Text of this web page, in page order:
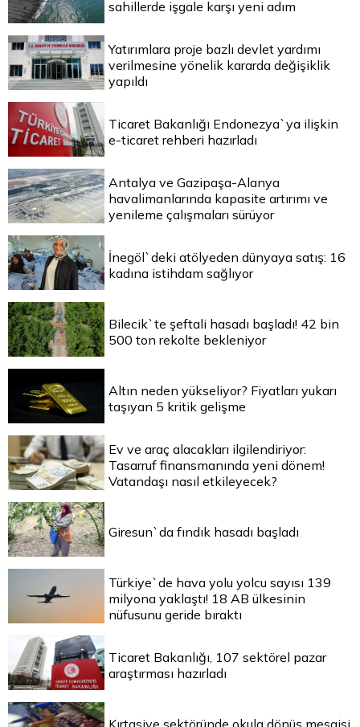
sahillerde işgale karşı yeni adım
Yatırımlara proje bazlı devlet yardımı
verilmesine yönelik kararda değişiklik
yapıldı
Ticaret Bakanlığı Endonezya`ya ilişkin
e-ticaret rehberi hazırladı
Antalya ve Gazipaşa-Alanya
havalimanlarında kapasite artırımı ve
yenileme çalışmaları sürüyor
İnegöl`deki atölyeden dünyaya satış: 16
kadına istihdam sağlıyor
Bilecik`te şeftali hasadı başladı! 42 bin
500 ton rekolte bekleniyor
Altın neden yükseliyor? Fiyatları yukarı
taşıyan 5 kritik gelişme
Ev ve araç alacakları ilgilendiriyor:
Tasarruf finansmanında yeni dönem!
Vatandaşı nasıl etkileyecek?
Giresun`da fındık hasadı başladı
Türkiye`de hava yolu yolcu sayısı 139
milyona yaklaştı! 18 AB ülkesinin
nüfusunu geride bıraktı
Ticaret Bakanlığı, 107 sektörel pazar
araştırması hazırladı